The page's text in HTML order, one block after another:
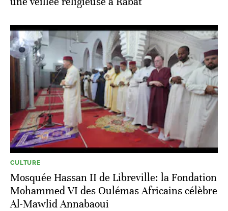
CULTURE
Mosquée Hassan II de Libreville: la Fondation
Mohammed VI des Oulémas Africains célèbre
Al-Mawlid Annabaoui